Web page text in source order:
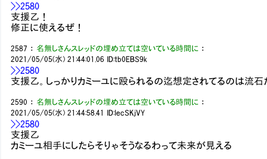
>>2580
支援乙！
修正に使えるぜ！
2587 ： 名無しさんスレッドの埋め立ては空いている時間に ：
2021/05/05(水) 21:44:01.06 ID:tb0EBS9k
>>2580
支援乙。しっかりカミーユに殴られるの迄想定されてるのは流石
2590 ： 名無しさんスレッドの埋め立ては空いている時間に ：
2021/05/05(水) 21:44:58.41
ID:IecSKjVY
>>2580
支援乙
カミーユ相手にしたらそりゃそうなるわって未来が見える